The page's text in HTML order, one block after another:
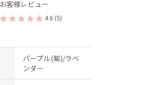
お客様レビュー
4.6 (5)
パープル(紫)/ラベ
ンダー